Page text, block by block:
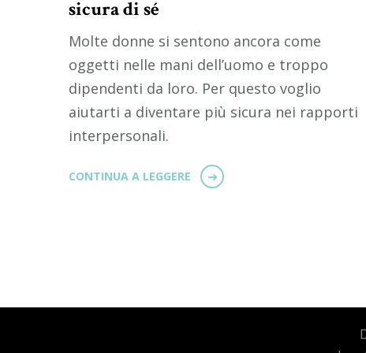
sicura di sé
Molte donne si sentono ancora come
oggetti nelle mani dell’uomo e troppo
dipendenti da loro. Per questo voglio
aiutarti a diventare più sicura nei rapporti
interpersonali.
CONTINUA A LEGGERE